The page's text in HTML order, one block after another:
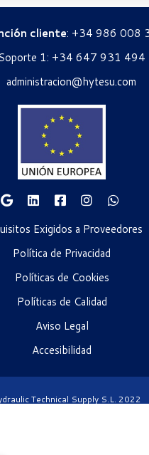
cliente: +34 986 008
1: +34 647 931 494
administracion@hytesu.com
Exigidos a Proveedores
Política de Privacidad
Políticas de Cookies
Políticas de Calidad
Aviso Legal
Accesibilidad
Technical Supply S.L. 2022